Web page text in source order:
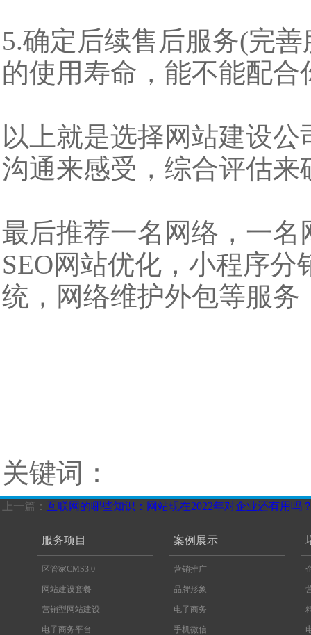
5.确定后续售后服务(完
的使用寿命，能不能配
以上就是选择网站建设
沟通来感受，综合评估来
最后推荐一名网络，一
SEO网站优化，小程序
统，网络维护外包等服务
关键词：
上一篇： 互联网的哪些知识：网站现在2022年对企业还有用吗
服务项目
区管家CMS3.0
网站建设套餐
营销型网站建设
电子商务平台
案例展示
营销推广
品牌形象
电子商务
手机微信